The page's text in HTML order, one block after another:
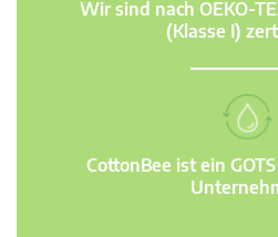
Wir sind nach OEKO-
(Klasse I)
CottonBee ist ein